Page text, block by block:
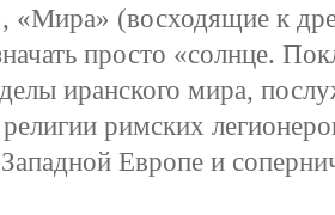
«Мира» (восходящие к
просто «солнце.
иранского мира,
религии римских
Европе и